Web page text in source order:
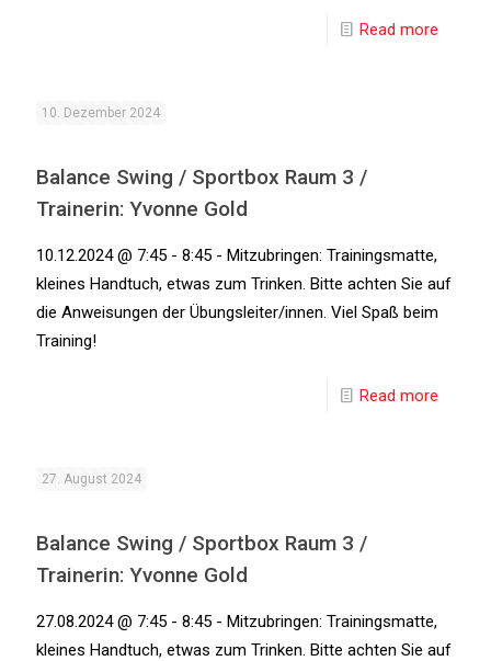
Read more
10. Dezember 2024
Balance Swing / Sportbox Raum 3 /
Trainerin: Yvonne Gold
10.12.2024 @ 7:45 - 8:45 - Mitzubringen: Trainingsmatte,
kleines Handtuch, etwas zum Trinken. Bitte achten Sie auf
die Anweisungen der Übungsleiter/innen. Viel Spaß beim
Training!
Read more
27. August 2024
Balance Swing / Sportbox Raum 3 /
Trainerin: Yvonne Gold
27.08.2024 @ 7:45 - 8:45 - Mitzubringen: Trainingsmatte,
kleines Handtuch, etwas zum Trinken. Bitte achten Sie auf